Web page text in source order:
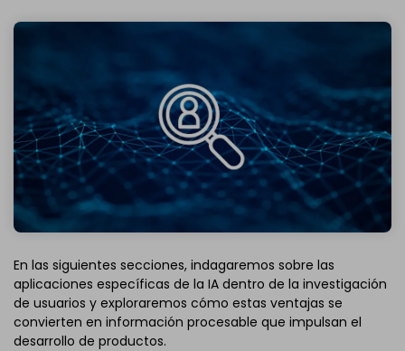
En las siguientes secciones, indagaremos sobre las
aplicaciones específicas de la IA dentro de la investigación
de usuarios y exploraremos cómo estas ventajas se
convierten en información procesable que impulsan el
desarrollo de productos.